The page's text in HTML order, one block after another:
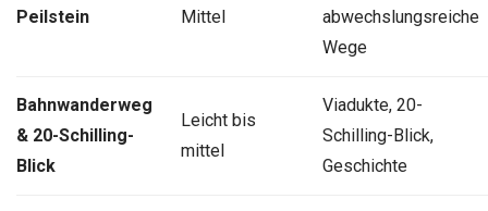
Peilstein Mittel
abwechslungsreiche
Wege
Bahnwanderweg
& 20-Schilling-
Blick
Leicht bis
mittel
Viadukte, 20-
Schilling-Blick,
Geschichte